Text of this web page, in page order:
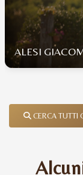
ALESI
CERCA TUTTI